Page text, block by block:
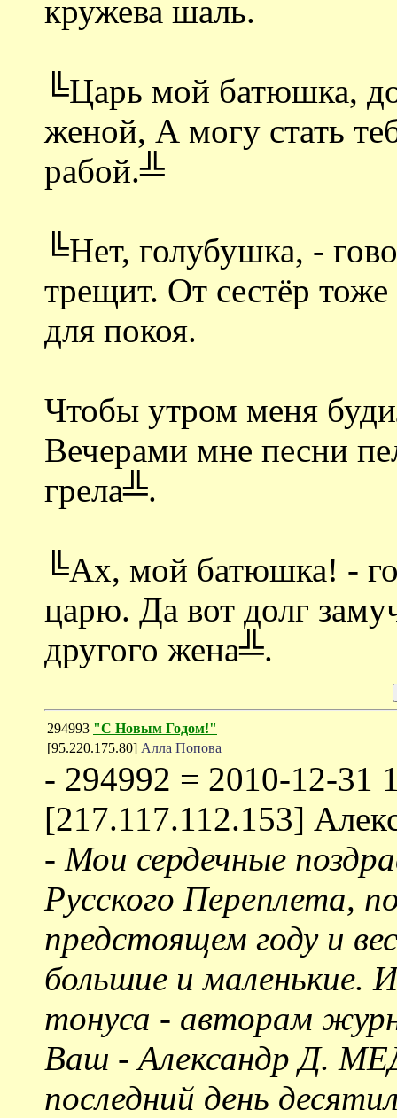
кружева шаль.
╚Царь мой батюшка,
женой, А могу стать
рабой.╩
╚Нет, голубушка, -
трещит. От сестёр
для покоя.
Чтобы утром меня
Вечерами мне песни
грела╩.
╚Ах, мой батюшка! -
царю. Да вот долг
другого жена╩.
294993 "С Новым Годом!"
[95.220.175.80] Алла Попова
- 294992 = 2010-12-31
[217.117.112.153]
- Мои сердечные
Русского Переплета,
предстоящем году и
большие и маленькие.
тонуса - авторам
Ваш - Александр Д.
последний день